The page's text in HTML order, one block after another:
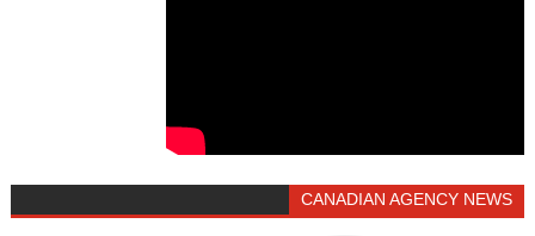
CANADIAN AGENCY NEWS